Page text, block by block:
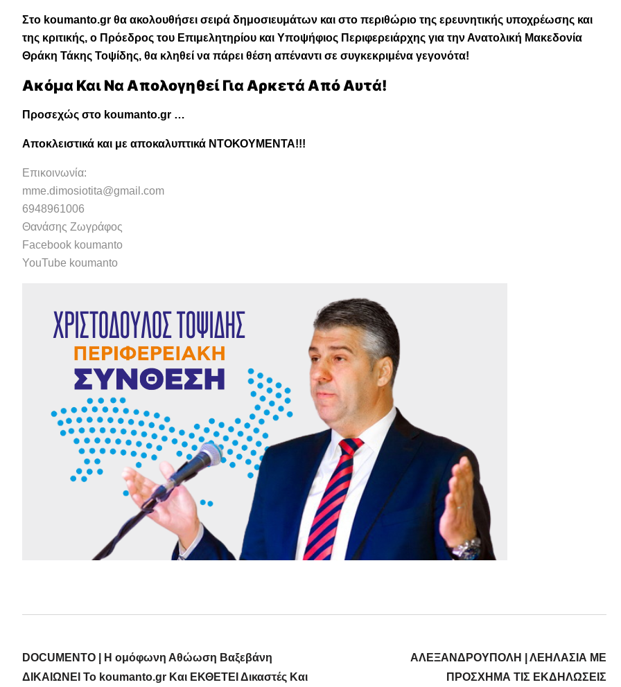
Στο koumanto.gr θα ακολουθήσει σειρά δημοσιευμάτων και στο περιθώριο της ερευνητικής υποχρέωσης και
της κριτικής, ο Πρόεδρος του Επιμελητηρίου και Υποψήφιος Περιφερειάρχης για την Ανατολική Μακεδονία
Θράκη Τάκης Τοψίδης, θα κληθεί να πάρει θέση απέναντι σε συγκεκριμένα γεγονότα!
Ακόμα Και Να Απολογηθεί Για Αρκετά Από Αυτά!
Προσεχώς στο koumanto.gr …
Αποκλειστικά και με αποκαλυπτικά ΝΤΟΚΟΥΜΕΝΤΑ!!!
Επικοινωνία:
mme.dimosiotita@gmail.com
6948961006
Θανάσης Ζωγράφος
Facebook koumanto
YouTube koumanto
DOCUMENTO | Η ομόφωνη Αθώωση Βαξεβάνη
ΔΙΚΑΙΩΝΕΙ Το koumanto.gr Και ΕΚΘΕΤΕΙ Δικαστές Και
ΑΛΕΞΑΝΔΡΟΥΠΟΛΗ | ΛΕΗΛΑΣΙΑ ΜΕ
ΠΡΟΣΧΗΜΑ ΤΙΣ ΕΚΔΗΛΩΣΕΙΣ